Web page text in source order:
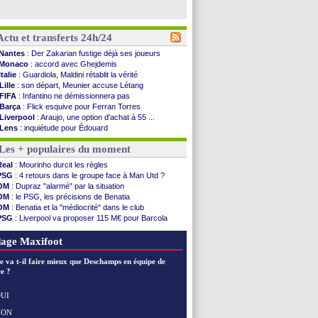
et transferts 24h/24
: Der Zakarian fustige déjà ses joueurs
: accord avec Ghejdemis
: Guardiola, Maldini rétablit la vérité
Lille : son départ, Meunier accuse Létang
FIFA : Infantino ne démissionnera pas
Barça : Flick esquive pour Ferran Torres
Liverpool : Araujo, une option d'achat à 55 ...
Lens : inquiétude pour Édouard
Man Utd: Vitek vendu à Middlesbrough (off.)
PSV : Sano recruté pour 14,5 M€ (officiel)
OM: Coventry pense à Angel Gomes
: Rafel Pol satisfait des progrès
: le Barça vainqueur puis battu
: Calhanoglu prêt à prolonger
: Abdelmonem veut rester
: le classement complet
: les résultats de la soirée
: Nice battu aux tirs au but
: Dupraz "alarmé" par la situation
+ populaires du moment
: Mourinho durcit les règles
: 4 retours dans le groupe face à Man Utd ?
: Dupraz "alarmé" par la situation
: le PSG, les précisions de Benatia
: Benatia et la "médiocrité" dans le club
: Liverpool va proposer 115 M€ pour Barcola
: Côme pousse pour Gouiri
Maxifoot
va t-il faire mieux que Deschamps en équipe de
?